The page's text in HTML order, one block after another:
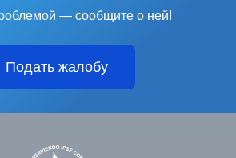
— сообщите о ней!
Подать жалобу